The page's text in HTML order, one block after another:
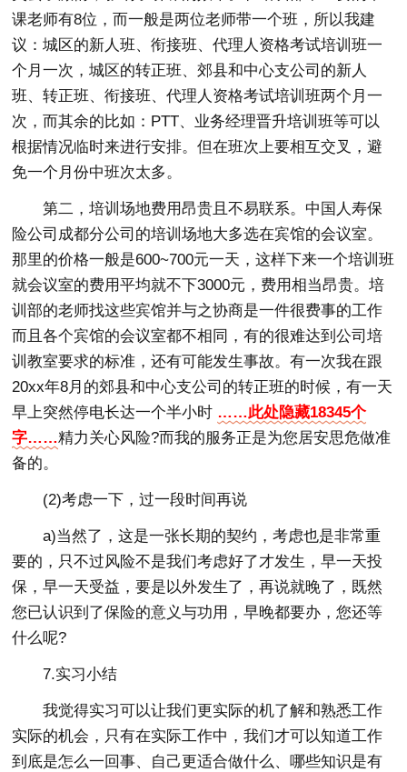
课老师有8位，而一般是两位老师带一个班，所以我建
议：城区的新人班、衔接班、代理人资格考试培训班一
个月一次，城区的转正班、郊县和中心支公司的新人
班、转正班、衔接班、代理人资格考试培训班两个月一
次，而其余的比如：PTT、业务经理晋升培训班等可以
根据情况临时来进行安排。但在班次上要相互交叉，避
免一个月份中班次太多。
第二，培训场地费用昂贵且不易联系。中国人寿保
险公司成都分公司的培训场地大多选在宾馆的会议室。
那里的价格一般是600~700元一天，这样下来一个培训班
就会议室的费用平均就不下3000元，费用相当昂贵。培
训部的老师找这些宾馆并与之协商是一件很费事的工作
而且各个宾馆的会议室都不相同，有的很难达到公司培
训教室要求的标准，还有可能发生事故。有一次我在跟
20xx年8月的郊县和中心支公司的转正班的时候，有一天
早上突然停电长达一个半小时 ……此处隐藏18345个
字……精力关心风险?而我的服务正是为您居安思危做准
备的。
(2)考虑一下，过一段时间再说
a)当然了，这是一张长期的契约，考虑也是非常重
要的，只不过风险不是我们考虑好了才发生，早一天投
保，早一天受益，要是以外发生了，再说就晚了，既然
您已认识到了保险的意义与功用，早晚都要办，您还等
什么呢?
7.实习小结
我觉得实习可以让我们更实际的机了解和熟悉工作
实际的机会，只有在实际工作中，我们才可以知道工作
到底是怎么一回事、自己更适合做什么、哪些知识是有